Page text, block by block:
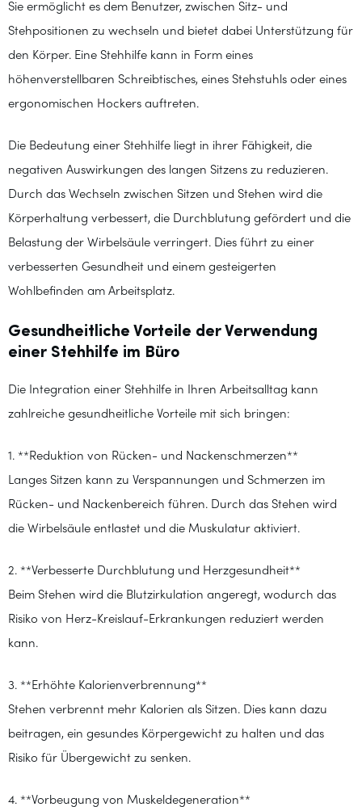
Sie ermöglicht es dem Benutzer, zwischen Sitz- und
Stehpositionen zu wechseln und bietet dabei Unterstützung für
den Körper. Eine Stehhilfe kann in Form eines
höhenverstellbaren Schreibtisches, eines Stehstuhls oder eines
ergonomischen Hockers auftreten.
Die Bedeutung einer Stehhilfe liegt in ihrer Fähigkeit, die
negativen Auswirkungen des langen Sitzens zu reduzieren.
Durch das Wechseln zwischen Sitzen und Stehen wird die
Körperhaltung verbessert, die Durchblutung gefördert und die
Belastung der Wirbelsäule verringert. Dies führt zu einer
verbesserten Gesundheit und einem gesteigerten
Wohlbefinden am Arbeitsplatz.
Gesundheitliche Vorteile der Verwendung
einer Stehhilfe im Büro
Die Integration einer Stehhilfe in Ihren Arbeitsalltag kann
zahlreiche gesundheitliche Vorteile mit sich bringen:
1. **Reduktion von Rücken- und Nackenschmerzen**
Langes Sitzen kann zu Verspannungen und Schmerzen im
Rücken- und Nackenbereich führen. Durch das Stehen wird
die Wirbelsäule entlastet und die Muskulatur aktiviert.
2. **Verbesserte Durchblutung und Herzgesundheit**
Beim Stehen wird die Blutzirkulation angeregt, wodurch das
Risiko von Herz-Kreislauf-Erkrankungen reduziert werden
kann.
3. **Erhöhte Kalorienverbrennung**
Stehen verbrennt mehr Kalorien als Sitzen. Dies kann dazu
beitragen, ein gesundes Körpergewicht zu halten und das
Risiko für Übergewicht zu senken.
4. **Vorbeugung von Muskeldegeneration**